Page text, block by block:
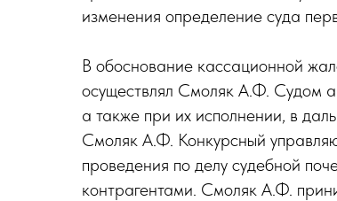
изменения определение суда
В обоснование кассационной
осуществлял Смоляк А.Ф. Судом
а также при их исполнении, в
Смоляк А.Ф. Конкурсный
проведения по делу судебной
контрагентами. Смоляк А.Ф.